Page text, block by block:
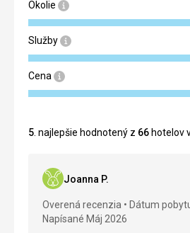
Okolie
Služby
Cena
5. najlepšie hodnotený z 66 hotelov
Joanna P.
Overená recenzia
Dátum
Napísané Máj 2026